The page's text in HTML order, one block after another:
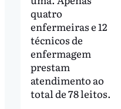
quatro
enfermeiras e 12
técnicos de
enfermagem
prestam
atendimento ao
total de 78 leitos.